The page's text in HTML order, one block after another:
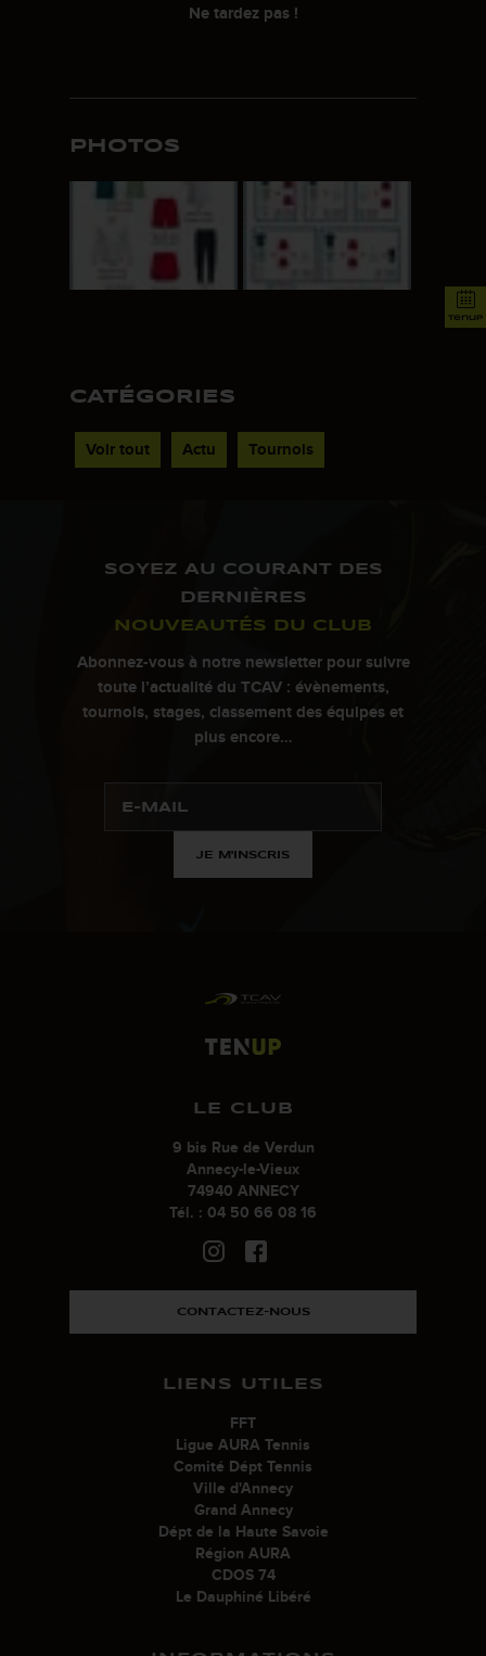
tenup
Ne tardez pas !
PHOTOS
CATÉGORIES
Voir tout Actu Tournois
SOYEZ AU COURANT DES
DERNIÈRES
NOUVEAUTÉS DU CLUB
Abonnez-vous à notre newsletter pour suivre
toute l’actualité du TCAV : évènements,
tournois, stages, classement des équipes et
plus encore…
JE M'INSCRIS
LE CLUB
9 bis Rue de Verdun
Annecy-le-Vieux
74940 ANNECY
Tél. : 04 50 66 08 16
CONTACTEZ-NOUS
LIENS UTILES
FFT
Ligue AURA Tennis
Comité Dépt Tennis
Ville d'Annecy
Grand Annecy
Dépt de la Haute Savoie
Région AURA
CDOS 74
Le Dauphiné Libéré